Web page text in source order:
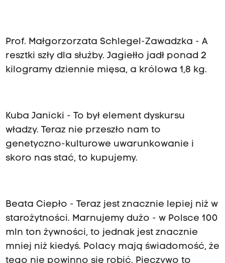
Prof. Małgorzorzata Schlegel -Zawadzka - A
resztki szły dla służby. Jagiełło jadł ponad 2
kilogramy dziennie mięsa, a królowa 1,8 kg.
Kuba Janicki - To był element dyskursu
władzy. Teraz nie przeszło nam to
genetyczno-kulturowe uwarunkowanie i
skoro nas stać, to kupujemy.
Beata Ciepło - Teraz jest znacznie lepiej niż w
starożytności. Marnujemy dużo - w Polsce 100
mln ton żywności, to jednak jest znacznie
mniej niż kiedyś. Polacy mają świadomość, że
tego nie powinno się robić. Pieczywo to